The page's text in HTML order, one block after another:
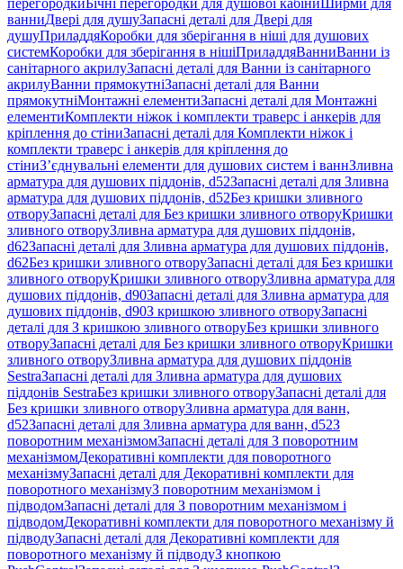
перегородкиБічні перегородки для душової кабіниШирми для
ванниДвері для душуЗапасні деталі для Двері для
душуПриладдяКоробки для зберігання в ніші для душових
системКоробки для зберігання в нішіПриладдяВанниВанни із
санітарного акрилуЗапасні деталі для Ванни із санітарного
акрилуВанни прямокутніЗапасні деталі для Ванни
прямокутніМонтажні елементиЗапасні деталі для Монтажні
елементиКомплекти ніжок і комплекти траверс і анкерів для
кріплення до стіниЗапасні деталі для Комплекти ніжок і
комплекти траверс і анкерів для кріплення до
стіниЗ’єднувальні елементи для душових систем і ваннЗливна
арматура для душових піддонів, d52Запасні деталі для Зливна
арматура для душових піддонів, d52Без кришки зливного
отворуЗапасні деталі для Без кришки зливного отворуКришки
зливного отворуЗливна арматура для душових піддонів,
d62Запасні деталі для Зливна арматура для душових піддонів,
d62Без кришки зливного отворуЗапасні деталі для Без кришки
зливного отворуКришки зливного отворуЗливна арматура для
душових піддонів, d90Запасні деталі для Зливна арматура для
душових піддонів, d90З кришкою зливного отворуЗапасні
деталі для З кришкою зливного отворуБез кришки зливного
отворуЗапасні деталі для Без кришки зливного отворуКришки
зливного отворуЗливна арматура для душових піддонів
SestraЗапасні деталі для Зливна арматура для душових
піддонів SestraБез кришки зливного отворуЗапасні деталі для
Без кришки зливного отворуЗливна арматура для ванн,
d52Запасні деталі для Зливна арматура для ванн, d52З
поворотним механізмомЗапасні деталі для З поворотним
механізмомДекоративні комплекти для поворотного
механізмуЗапасні деталі для Декоративні комплекти для
поворотного механізмуЗ поворотним механізмом і
підводомЗапасні деталі для З поворотним механізмом і
підводомДекоративні комплекти для поворотного механізму й
підводуЗапасні деталі для Декоративні комплекти для
поворотного механізму й підводуЗ кнопкою